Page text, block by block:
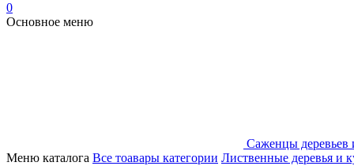
0
Основное меню
Саженцы деревьев
Меню каталога Все тоавары категории Лиственные деревья и